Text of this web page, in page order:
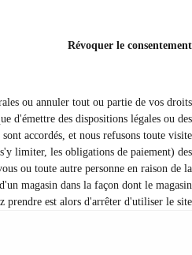
ou procédure de recours judiciaire,
Dans tous les cas pour résilier
nous pouvons immédiatement
ou Partiellement. Toute révocation
de résiliation du contrat. Par
Si vous n'êtes pas satisfait de